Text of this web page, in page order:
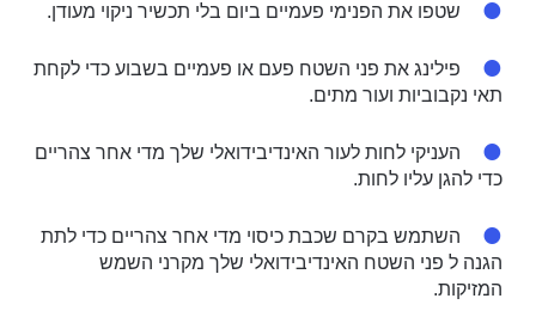
שטפו את הפנימי פעמיים ביום בלי תכשיר ניקוי מעודן.
פילינג את פני השטח פעם או פעמיים בשבוע כדי לקחת
תאי נקבוביות ועור מתים.
העניקי לחות לעור האינדיבידואלי שלך מדי אחר צהריים
כדי להגן עליו לחות.
השתמש בקרם שכבת כיסוי מדי אחר צהריים כדי לתת
הגנה ל פני השטח האינדיבידואלי שלך מקרני השמש
המזיקות.